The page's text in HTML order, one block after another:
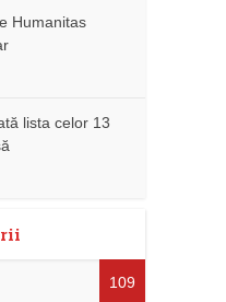
Humanitas
lista celor 13
109